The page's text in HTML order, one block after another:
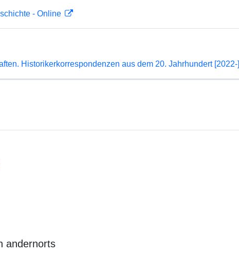
- Online
Historikerkorrespondenzen aus dem 20. Jahrhundert [2022-]
andernorts